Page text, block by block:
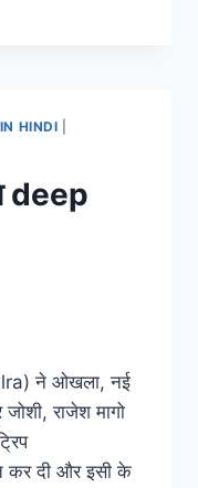
HINDI
deep
ने ओखला, नई
राजेश मागो
दी और इसी के